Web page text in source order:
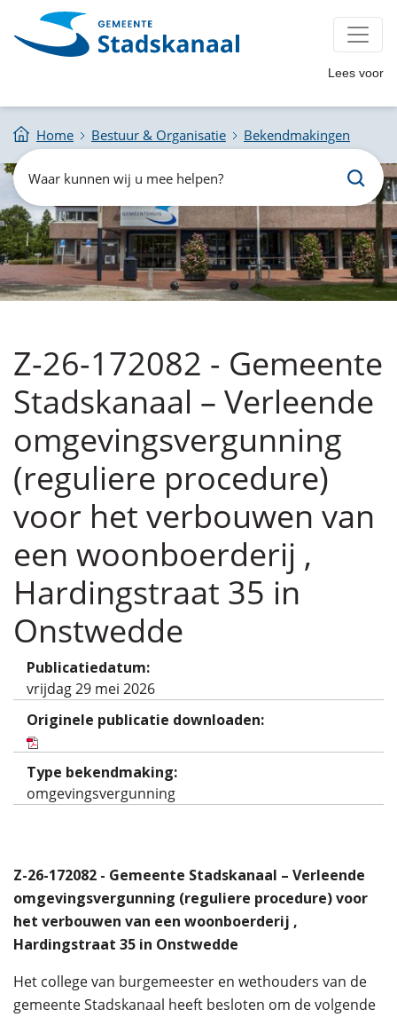
Lees voor
Home Bestuur & Organisatie Bekendmakingen
Zoeken
Waar
kunnen
wij
u
mee
helpen?
Z-26-172082 - Gemeente
Stadskanaal – Verleende
omgevingsvergunning
(reguliere procedure)
voor het verbouwen van
een woonboerderij ,
Hardingstraat 35 in
Onstwedde
Publicatiedatum:
vrijdag 29 mei 2026
Originele publicatie downloaden:
Type bekendmaking:
omgevingsvergunning
Z-26-172082 - Gemeente Stadskanaal – Verleende
omgevingsvergunning (reguliere procedure) voor
het verbouwen van een woonboerderij ,
Hardingstraat 35 in Onstwedde
Het college van burgemeester en wethouders van de
gemeente Stadskanaal heeft besloten om de volgende